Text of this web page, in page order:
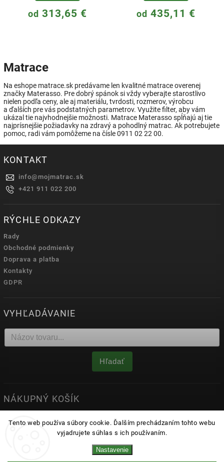
Tento web používa súbory cookie. Ďalším prechádzaním tohto webu
vyjadrujete súhlas s ich používaním.
Nastavenie
od 313,65 € od 435,11 €
Matrace
Na eshope matrace.sk predávame len kvalitné matrace overenej
značky Materasso. Pre dobrý spánok si vždy vyberajte starostlivo
nielen podľa ceny, ale aj materiálu, tvrdosti, rozmerov, výrobcu
a ďalších pre vás podstatných parametrov. Využite filter, aby vám
ukázal tie najvhodnejšie možnosti. Matrace Materasso spĺňajú aj tie
najprísnejšie požiadavky na zdravý a pohodlný matrac. Ak potrebujete
pomoc, radi vám pomôžeme na čísle 0911 02 22 00.
KONTAKT
info@mojmatrac.sk
+421 911 022 200
RÝCHLE ODKAZY
Rady
Obchodné podmienky
Doprava a platba
Kontakty
GDPR
VYHĽADÁVANIE
Hľadať
NÁKUPNÝ KOŠÍK
0ks /0 €
matrace.sk. Všetky práva vyhradené.